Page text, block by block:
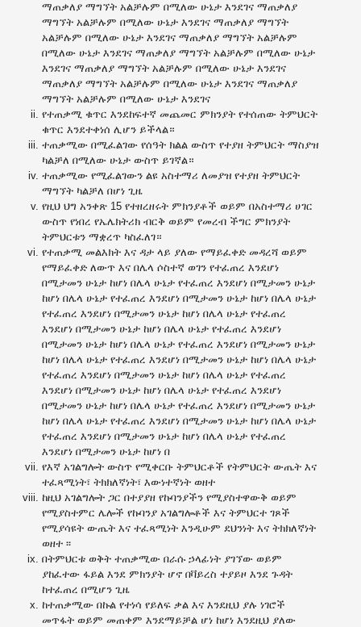
ማጠቃለያ ማግኘት አልቻሉም በሚለው ሁኔታ እንደገና ማጠቃለያ
ማግኘት አልቻሉም በሚለው ሁኔታ እንደገና ማጠቃለያ ማግኘት
አልቻሉም በሚለው ሁኔታ እንደገና ማጠቃለያ ማግኘት አልቻሉም
በሚለው ሁኔታ እንደገና ማጠቃለያ ማግኘት አልቻሉም በሚለው ሁኔታ
እንደገና ማጠቃለያ ማግኘት አልቻሉም በሚለው ሁኔታ እንደገና
ማጠቃለያ ማግኘት አልቻሉም በሚለው ሁኔታ እንደገና ማጠቃለያ
ማግኘት አልቻሉም በሚለው ሁኔታ እንደገና
የተጠቃሚ ቁጥር እንደከፍተኛ መጨመር ምክንያት የተሰጠው ትምህርት
ቁጥር እንደተቀነሰ ሊሆን ይችላል።
ተጠቃሚው በሚፈልገው የሰዓት ክልል ውስጥ የተያዘ ትምህርት ማስያዝ
ካልቻለ በሚለው ሁኔታ ውስጥ ይገኛል።
ተጠቃሚው የሚፈልገውን ልዩ አስተማሪ ለመያዝ የተያዘ ትምህርት
ማግኘት ካልቻለ በሆነ ጊዜ
የዚህ ህግ አንቀጽ 15 የተዘረዘሩት ምክንያቶች ወይም በአስተማሪ ሀገር
ውስጥ የነበረ የኤሌክትሪክ ብርቅ ወይም የመረብ ችግር ምክንያት
ትምህርቱን ማቋረጥ ካስፈለገ።
የተጠቃሚ መልእክት እና ዳታ ላይ ያለው የማይፈቀድ መዳረሻ ወይም
የማይፈቀድ ለውጥ እና በሌላ ሶስተኛ ወገን የተፈጠረ እንደሆነ
በሚታመን ሁኔታ ከሆነ በሌላ ሁኔታ የተፈጠረ እንደሆነ በሚታመን ሁኔታ
ከሆነ በሌላ ሁኔታ የተፈጠረ እንደሆነ በሚታመን ሁኔታ ከሆነ በሌላ ሁኔታ
የተፈጠረ እንደሆነ በሚታመን ሁኔታ ከሆነ በሌላ ሁኔታ የተፈጠረ
እንደሆነ በሚታመን ሁኔታ ከሆነ በሌላ ሁኔታ የተፈጠረ እንደሆነ
በሚታመን ሁኔታ ከሆነ በሌላ ሁኔታ የተፈጠረ እንደሆነ በሚታመን ሁኔታ
ከሆነ በሌላ ሁኔታ የተፈጠረ እንደሆነ በሚታመን ሁኔታ ከሆነ በሌላ ሁኔታ
የተፈጠረ እንደሆነ በሚታመን ሁኔታ ከሆነ በሌላ ሁኔታ የተፈጠረ
እንደሆነ በሚታመን ሁኔታ ከሆነ በሌላ ሁኔታ የተፈጠረ እንደሆነ
በሚታመን ሁኔታ ከሆነ በሌላ ሁኔታ የተፈጠረ እንደሆነ በሚታመን ሁኔታ
ከሆነ በሌላ ሁኔታ የተፈጠረ እንደሆነ በሚታመን ሁኔታ ከሆነ በሌላ ሁኔታ
የተፈጠረ እንደሆነ በሚታመን ሁኔታ ከሆነ በሌላ ሁኔታ የተፈጠረ
እንደሆነ በሚታመን ሁኔታ ከሆነ በ
የእኛ አገልግሎት ውስጥ የሚቀርቡ ትምህርቶች የትምህርት ውጤት እና
ተፈጻሚነት፣ ትክክለኛነት፣ እውነተኛነት ወዘተ
ከዚህ አገልግሎት ጋር በተያያዘ የኩባንያችን የሚያስተዋውቅ ወይም
የሚያስተምር ሌሎች የኩባንያ አገልግሎቶች እና ትምህርተ ገጾች
የሚያሳዩት ውጤት እና ተፈጻሚነት እንዲሁም ደህንነት እና ትክክለኛነት
ወዘተ ፡፡
በትምህርቱ ወቅት ተጠቃሚው በራሱ ኃላፊነት ያገኘው ወይም
ያከፈተው ፋይል እንደ ምክንያት ሆኖ በቫይረስ ተያይዞ እንደ ጉዳት
ከተፈጠረ በሚሆን ጊዜ
ከተጠቃሚው በኩል የተነሳ የይለፍ ቃል እና እንደዚህ ያሉ ነገሮች
መጥፋት ወይም መጠቀም እንደማይቻል ሆነ ከሆነ እንደዚህ ያለው